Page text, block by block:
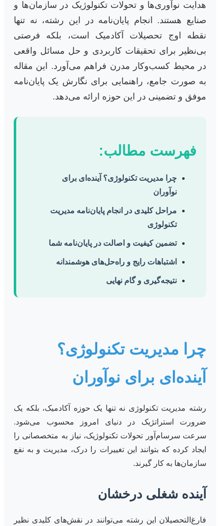
هدایت نوآوری‌ها و تحولات تکنولوژیک در سازمان‌ها و
صنایع هستند. انجام پایان‌نامه در این رشته، نه تنها
نقطه اوج تحصیلات آکادمیک است، بلکه فرصتی
بی‌نظیر برای تحقیقات کاربردی و حل مسائل واقعی
در محیط کسب‌وکار مدرن فراهم می‌آورد. این مقاله
به صورت جامع، راهنمایی برای نگارش یک پایان‌نامه
موفق و تضمینی در این حوزه ارائه می‌دهد.
فهرست مطالب:
چرا مدیریت تکنولوژی؟ آینده‌ای برای
نوآوران
مراحل کلیدی در انجام پایان‌نامه مدیریت
تکنولوژی
تضمین کیفیت و اصالت در پایان‌نامه شما
اشتباهات رایج و راه‌حل‌های هوشمندانه
نتیجه‌گیری و گام نهایی
چرا مدیریت تکنولوژی؟
آینده‌ای برای نوآوران
رشته مدیریت تکنولوژی نه تنها یک حوزه آکادمیک، بلکه یک
ضرورت استراتژیک در دنیای امروز محسوب می‌شود.
سرعت سرسام‌آور تحولات تکنولوژیک، نیاز به متخصصانی را
ایجاد کرده که بتوانند این تغییرات را درک، مدیریت و به نفع
سازمان‌ها به کار گیرند.
آینده شغلی درخشان
فارغ‌التحصیلان این رشته می‌توانند در نقش‌های کلیدی نظیر